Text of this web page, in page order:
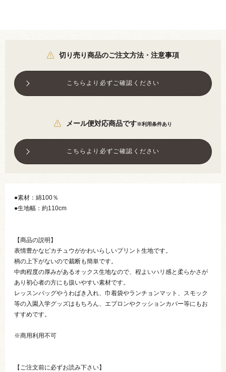
切り売り商品のご注文方法・注意事項
こちらより必ずご確認ください
メール便対応商品です※利用条件あり
こちらより必ずご確認ください
●素材：綿100％
●生地幅：約110cm
【商品の説明】
表情豊かなピカチュウがかわいらしいプリント生地です。
柄の上下がないので裁断も簡単です。
中肉程度の厚みがあるオックス生地なので、程よいハリ感と柔らかさが
あり初心者の方にも扱いやすい素材です。
レッスンバッグやうわばき入れ、巾着袋やランチョンマット、スモック
等の入園入学グッズはもちろん、エプロンやクッションカバー等にもお
すすめです。
※商用利用不可
【ご注文前に必ずお読み下さい】